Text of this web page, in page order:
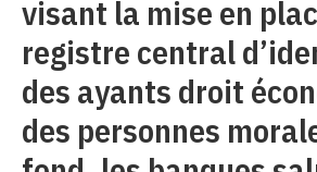
visant la mise en
registre central
des ayants droit
des personnes